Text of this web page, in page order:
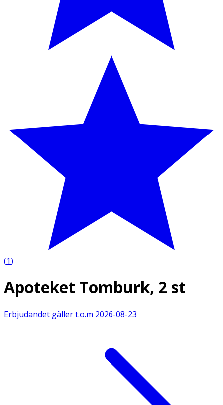
(1)
Apoteket Tomburk, 2 st
Erbjudandet gäller t.o.m 2026-08-23